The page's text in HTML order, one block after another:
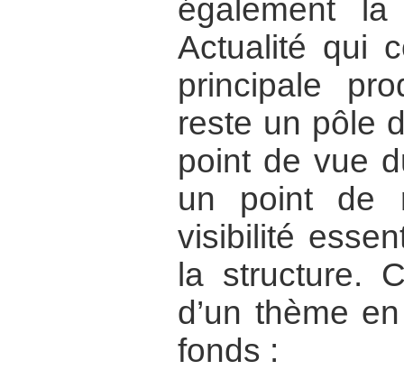
également la
Actualité qui
principale
reste un pôle
point de vue
un point de
visibilité
la structure.
d’un thème
fonds :